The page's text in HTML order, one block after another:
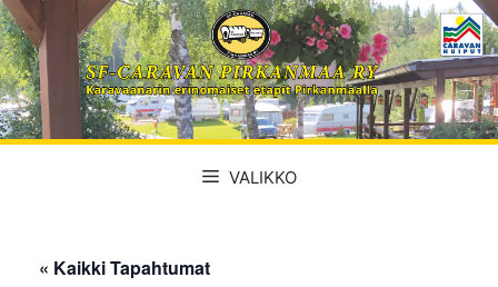
Siirry
sisältöön
VALIKKO
« Kaikki Tapahtumat